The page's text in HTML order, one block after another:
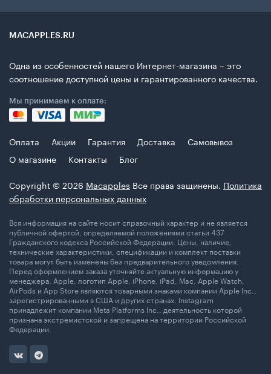
MACAPPLES.RU
Одна из особенностей нашего Интернет-магазина – это
соотношение доступной цены и гарантированного качества.
Мы принимаем к оплате:
Оплата Акции Гарантия Доставка
Самовывоз
О магазине
Контакты
Блог
Copyright © 2026 Macapples Все права защинены. Политика
обработки персональных данных
Вся информация на сайте носит справочный характер и не является
публичной офертой, определяемой положениями статьи 437
Гражданского кодекса Российской Федерации. Цены, наличие,
технические характеристики, спецификации и комплект поставки
товара могут быть изменены без предварительного уведомления.
Перед оформлением заказа уточняйте актуальную информацию у
менеджера. Apple, логотип Apple, iPhone, iPad, Mac, Apple Watch,
AirPods и App Store являются товарными знаками компании Apple Inc.,
зарегистрированными в США и других странах. Instagram
принадлежит компании Meta Platforms Inc., деятельность которой
признана экстремистской и запрещена на территории Российской
Федерации.